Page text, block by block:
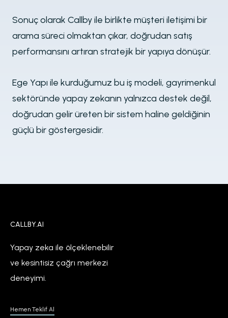
Sonuç olarak Callby ile birlikte müşteri iletişimi bir
arama süreci olmaktan çıkar, doğrudan satış
performansını artıran stratejik bir yapıya dönüşür.
Ege Yapı ile kurduğumuz bu iş modeli, gayrimenkul
sektöründe yapay zekanın yalnızca destek değil,
doğrudan gelir üreten bir sistem haline geldiğinin
güçlü bir göstergesidir.
CALLBY.AI
Yapay zeka ile ölçeklenebilir
ve kesintisiz çağrı merkezi
deneyimi.
Hemen Teklif Al